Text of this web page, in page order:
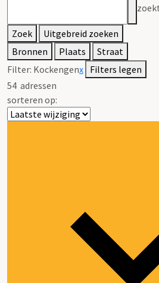
Zoek
Uitgebreid zoeken
Bronnen
Plaats
Straat
Filter: Kockengenx Filters legen
54 adressen
sorteren op: